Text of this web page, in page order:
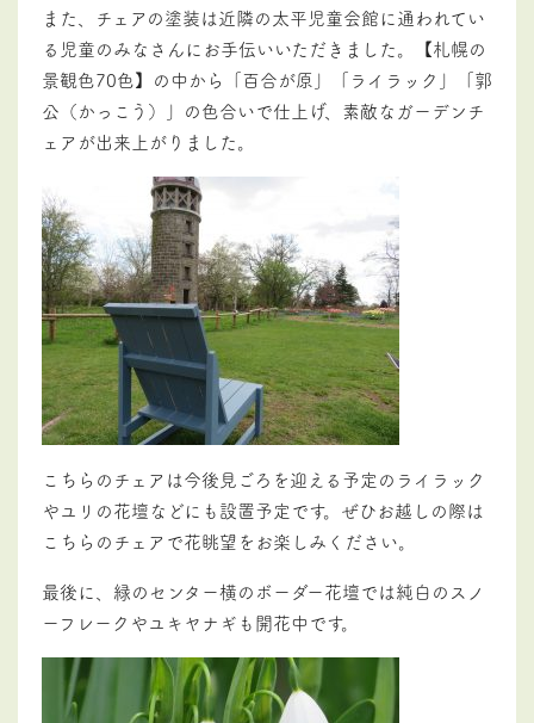
また、チェアの塗装は近隣の太平児童会館に通われてい
る児童のみなさんにお手伝いいただきました。【札幌の
景観色70色】の中から「百合が原」「ライラック」「郭
公（かっこう）」の色合いで仕上げ、素敵なガーデンチ
ェアが出来上がりました。
こちらのチェアは今後見ごろを迎える予定のライラック
やユリの花壇などにも設置予定です。ぜひお越しの際は
こちらのチェアで花眺望をお楽しみください。
最後に、緑のセンター横のボーダー花壇では純白のスノ
ーフレークやユキヤナギも開花中です。